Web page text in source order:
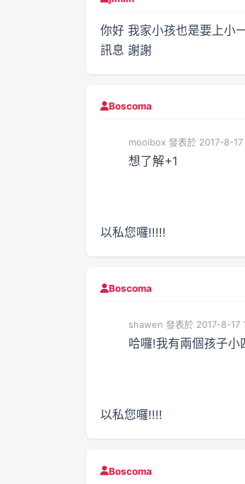
你好 我家小孩也是要上小
訊息 謝謝
Boscoma
mooibox 發表於 2017-8-
想了解+1
以私您囉!!!!!
Boscoma
shawen 發表於 2017-8-17
哈囉!我有兩個孩子
以私您囉!!!!
Boscoma